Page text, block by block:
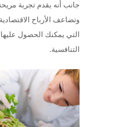
جانب أنه يقدم تجربة
وتضاعف الأرباح
التي يمكنك الحصول عليها
التنافسية.